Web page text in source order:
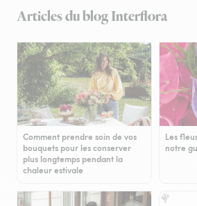
Articles du blog Interflora
Comment prendre soin de vos
bouquets pour les conserver
plus longtemps pendant la
chaleur estivale
Les
notre